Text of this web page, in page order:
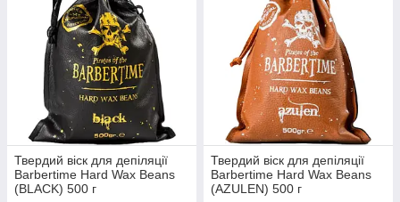
Твердий віск для депіляції
Barbertime Hard Wax Beans
(BLACK) 500 г
Твердий віск для депіляції
Barbertime Hard Wax Beans
(AZULEN) 500 г